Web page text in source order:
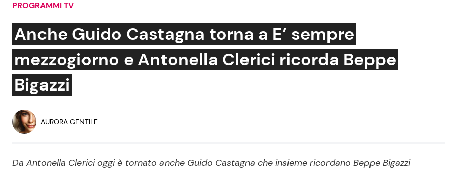
Social News
News dal mondo
Benessere Cucina e Ricette
Ricette Facili e Veloci
PROGRAMMI TV
Anche Guido Castagna torna a E’ sempre
mezzogiorno e Antonella Clerici ricorda Beppe
Bigazzi
AURORA GENTILE
Da Antonella Clerici oggi è tornato anche Guido Castagna che insieme ricordano Beppe Bigazzi